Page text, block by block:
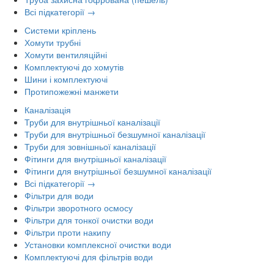
Всі підкатегорії →
Системи кріплень
Хомути трубні
Хомути вентиляційні
Комплектуючі до хомутів
Шини і комплектуючі
Протипожежні манжети
Каналізація
Труби для внутрішньої каналізації
Труби для внутрішньої безшумної каналізації
Труби для зовнішньої каналізації
Фітинги для внутрішньої каналізації
Фітинги для внутрішньої безшумної каналізації
Всі підкатегорії →
Фільтри для води
Фільтри зворотного осмосу
Фільтри для тонкої очистки води
Фільтри проти накипу
Установки комплексної очистки води
Комплектуючі для фільтрів води